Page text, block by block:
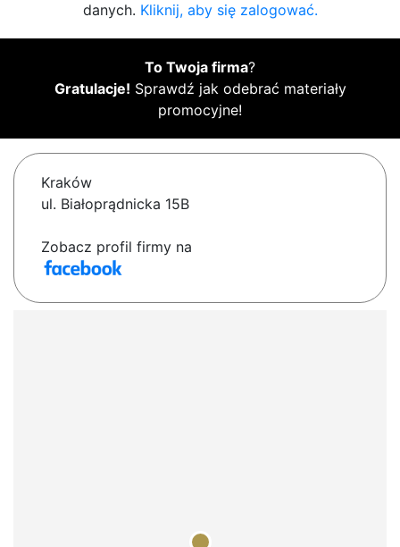
danych. Kliknij, aby się zalogować.
To Twoja firma?
Gratulacje! Sprawdź jak odebrać materiały
promocyjne!
Kraków
ul. Białoprądnicka 15B
Zobacz profil firmy na